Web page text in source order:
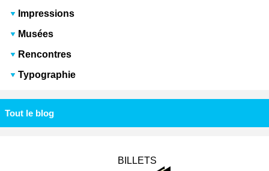
Impressions
Musées
Rencontres
Typographie
Tout le blog
BILLETS